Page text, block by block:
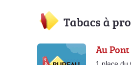
Tabacs à
Au